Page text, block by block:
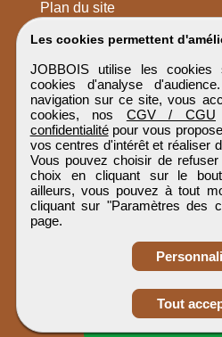
Obtenir
Les cookies permettent
JOBBOIS utilise les
cookies d'analyse
navigation sur ce site, vous
cookies, nos CGV / CGU
confidentialitépour vous
vos centres d'intérêt et réaliser
Vous pouvez choisir de
choix en cliquant sur le
ailleurs, vous pouvez à tout
cliquant sur "Paramètres des
page.
Tout
Plan du site
Tous droits réservés